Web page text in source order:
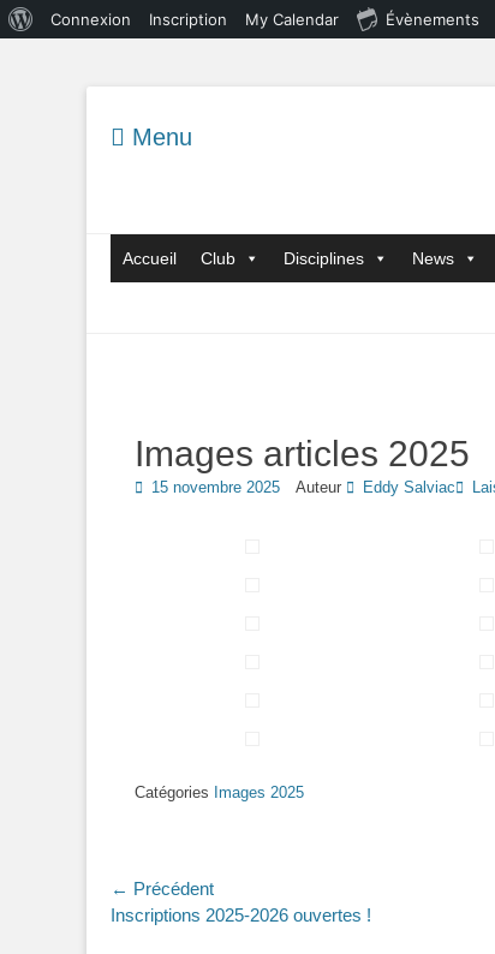
WordPress
Connexion Inscription My Calendar Évènements
Menu
Menu principal
Accueil Club Disciplines News
Images articles 2025
Posted
15 novembre 2025 Auteur Eddy Salviac
Catégories Images 2025
Navigation
de
← Précédent
Article
Inscriptions 2025-2026 ouvertes !